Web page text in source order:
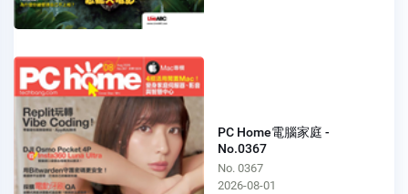
PC Home電腦家庭 -
No.0367
No. 0367
2026-08-01